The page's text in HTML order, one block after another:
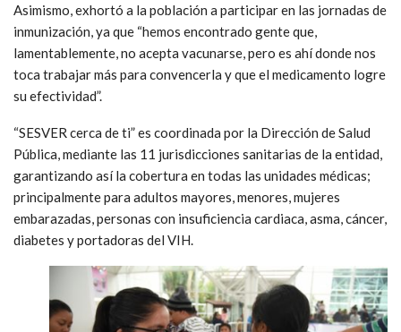
Asimismo, exhortó a la población a participar en las jornadas de
inmunización, ya que “hemos encontrado gente que,
lamentablemente, no acepta vacunarse, pero es ahí donde nos
toca trabajar más para convencerla y que el medicamento logre
su efectividad”.
“SESVER cerca de ti” es coordinada por la Dirección de Salud
Pública, mediante las 11 jurisdicciones sanitarias de la entidad,
garantizando así la cobertura en todas las unidades médicas;
principalmente para adultos mayores, menores, mujeres
embarazadas, personas con insuficiencia cardiaca, asma, cáncer,
diabetes y portadoras del VIH.